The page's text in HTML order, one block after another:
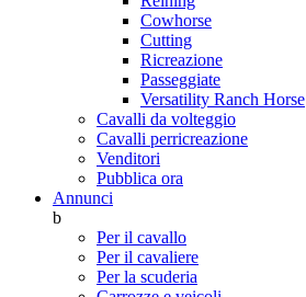
Cowhorse
Cutting
Ricreazione
Passeggiate
Versatility Ranch Horse
Cavalli da volteggio
Cavalli perricreazione
Venditori
Pubblica ora
Annunci
b
Per il cavallo
Per il cavaliere
Per la scuderia